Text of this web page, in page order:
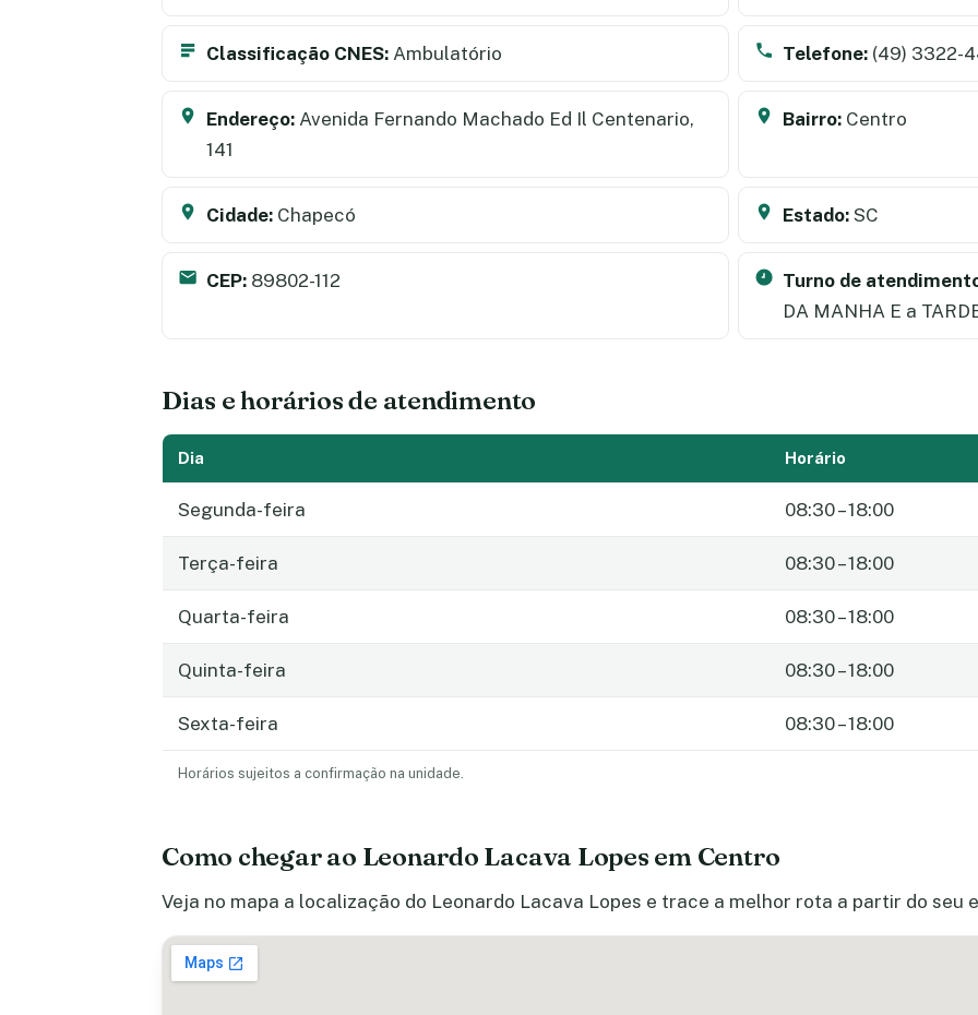
Classificação CNES: Ambulatório Telefone: (49) 3322-
Endereço: Avenida Fernando Machado Ed Il Centenario,
141
Bairro: Centro
Cidade: Chapecó Estado: SC
CEP: 89802-112 Turno de
DA MANHA E a
Dias e horários de atendimento
Dia Horário
Segunda-feira 08:30 – 18:00
Terça-feira 08:30 – 18:00
Quarta-feira 08:30 – 18:00
Quinta-feira 08:30 – 18:00
Sexta-feira 08:30 – 18:00
Horários sujeitos a confirmação na unidade.
Como chegar ao Leonardo Lacava Lopes em Centro
Veja no mapa a localização do Leonardo Lacava Lopes e trace a melhor rota a partir do seu